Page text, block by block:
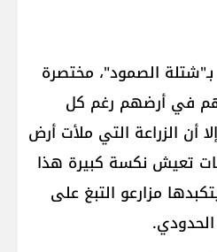
الصمود"، مختصرة
في أرضهم رغم كل
أن الزراعة التي ملأت أرض
تعيش نكسة كبيرة هذا
مزارعو التبغ على